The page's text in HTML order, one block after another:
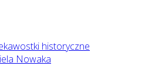
historyczne
Nowaka